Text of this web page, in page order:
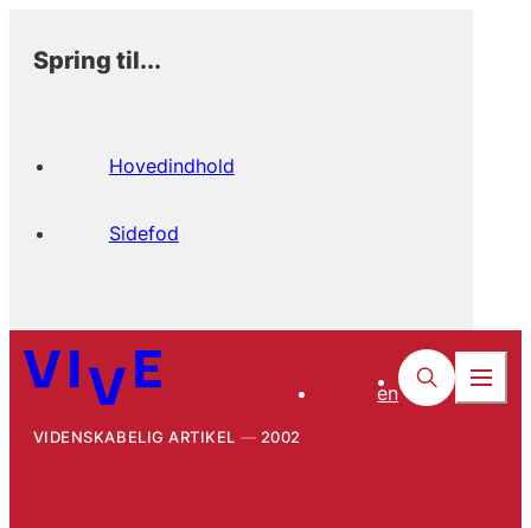
Spring til...
Hovedindhold
Sidefod
en
VIDENSKABELIG ARTIKEL 2002